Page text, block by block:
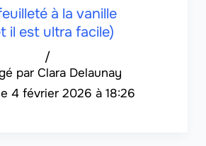
à la vanille
il est ultra facile)
Clara Delaunay
/
4 février 2026 à 18:26